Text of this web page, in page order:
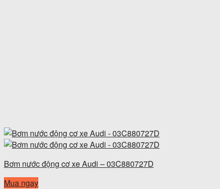
Bơm nước động cơ xe Audi – 03C880727D
Mua ngay